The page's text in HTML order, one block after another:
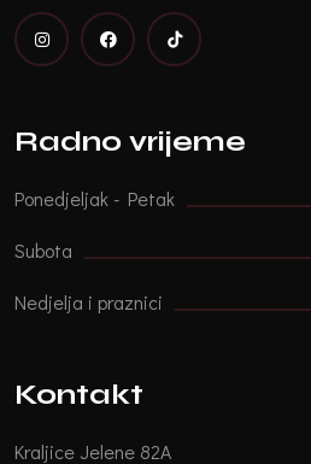
Radno vrijeme
Ponedjeljak - Petak
Subota
Nedjelja i praznici
Kontakt
Kraljice Jelene 82A